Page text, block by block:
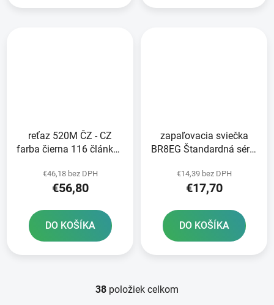
reťaz 520M ČZ - CZ
farba čierna 116 článkov
spojky CLIP
€46,18 bez DPH
€56,80
DO KOŠÍKA
zapaľovacia sviečka
BR8EG Štandardná séria
€14,39 bez DPH
€17,70
DO KOŠÍKA
O
38 položiek celkom